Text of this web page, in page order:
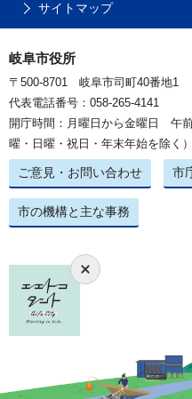
サイトマップ
岐阜市役所
〒500-8701 岐阜市司町40番地1
代表電話番号：058-265-4141
開庁時間：月曜日から金曜日 午
曜・日曜・祝日・年末年始を除く）
ご意見・お問い合わせ 市
市の機構と主な事務